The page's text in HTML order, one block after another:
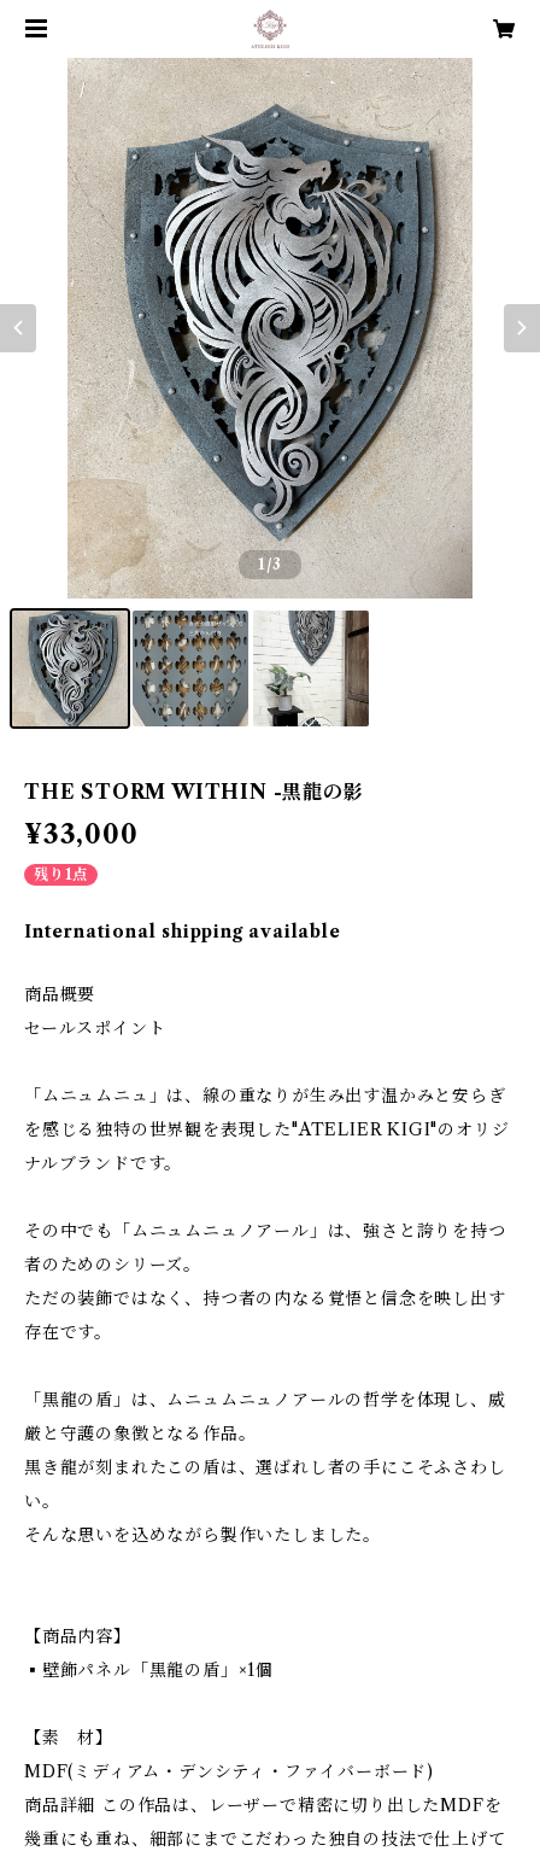
1/3
THE STORM WITHIN -黒龍の影
¥33,000
残り1点
International shipping available
商品概要
セールスポイント
「ムニュムニュ」は、線の重なりが生み出す温かみと安らぎ
を感じる独特の世界観を表現した"ATELIER KIGI"のオリジ
ナルブランドです。
その中でも「ムニュムニュノアール」は、強さと誇りを持つ
者のためのシリーズ。
ただの装飾ではなく、持つ者の内なる覚悟と信念を映し出す
存在です。
「黒龍の盾」は、ムニュムニュノアールの哲学を体現し、威
厳と守護の象徴となる作品。
黒き龍が刻まれたこの盾は、選ばれし者の手にこそふさわし
い。
そんな思いを込めながら製作いたしました。
【商品内容】
▪壁飾パネル「黒龍の盾」×1個
【素 材】
MDF(ミディアム・デンシティ・ファイバーボード)
商品詳細 この作品は、レーザーで精密に切り出したMDFを
幾重にも重ね、細部にまでこだわった独自の技法で仕上げて